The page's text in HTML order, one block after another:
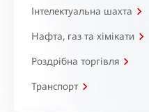
Інтелектуальна шахта
Нафта, газ та хімікати
Роздрібна торгівля
Транспорт